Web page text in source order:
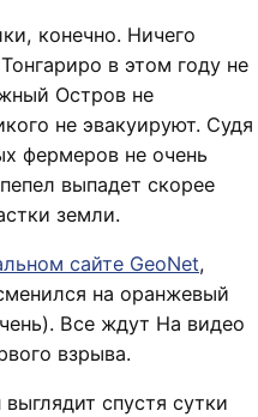
конечно. Ничего
в этом году не
Остров не
не эвакуируют. Судя
фермеров не очень
выпадет скорее
земли.
сайте GeoNet,
на оранжевый
Все ждут На видео
взрыва.
спустя сутки